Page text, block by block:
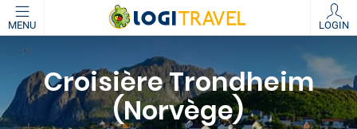
MENU LOGIN
Croisière Trondheim
(Norvège)